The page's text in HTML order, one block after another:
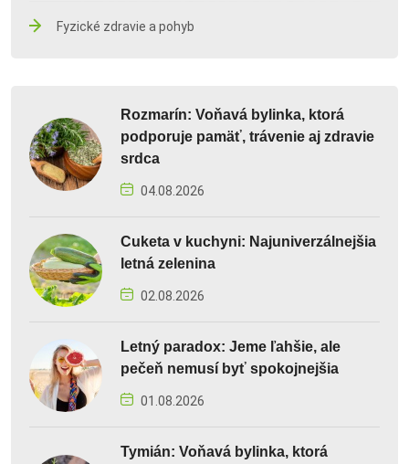
Fyzické zdravie a pohyb
Rozmarín: Voňavá bylinka, ktorá
podporuje pamäť, trávenie aj zdravie
srdca
04.08.2026
Cuketa v kuchyni: Najuniverzálnejšia
letná zelenina
02.08.2026
Letný paradox: Jeme ľahšie, ale
pečeň nemusí byť spokojnejšia
01.08.2026
Tymián: Voňavá bylinka, ktorá